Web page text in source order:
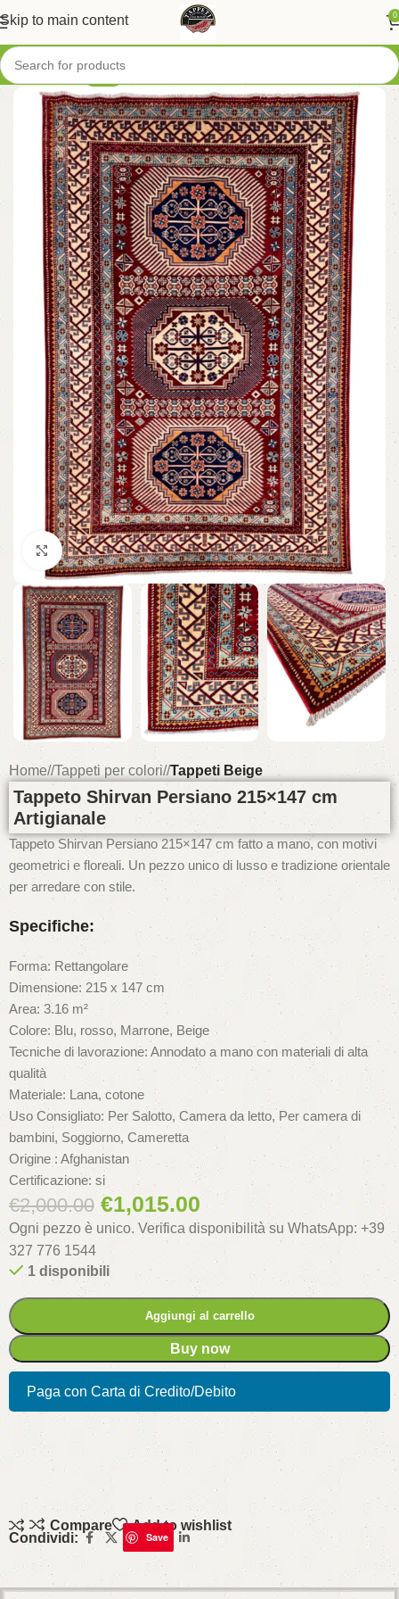
Skip to main content 0
Click to enlarge
Home/ Tappeti per colori/ Tappeti Beige
Tappeto Shirvan Persiano 215×147 cm
Artigianale
Tappeto Shirvan Persiano 215×147 cm fatto a mano, con motivi
geometrici e floreali. Un pezzo unico di lusso e tradizione orientale
per arredare con stile.
Specifiche:
Forma: Rettangolare
Dimensione: 215 x 147 cm
Area: 3.16 m²
Colore: Blu, rosso, Marrone, Beige
Tecniche di lavorazione: Annodato a mano con materiali di alta
qualità
Materiale: Lana, cotone
Uso Consigliato: Per Salotto, Camera da letto, Per camera di
bambini, Soggiorno, Cameretta
Origine : Afghanistan
Certificazione: si
€2,000.00 €1,015.00
Ogni pezzo è unico. Verifica disponibilità su WhatsApp: +39
327 776 1544
1 disponibili
Aggiungi al carrello
Buy now
Paga con Carta di Credito/Debito
Compare
Add to wishlist
Condividi:
Save